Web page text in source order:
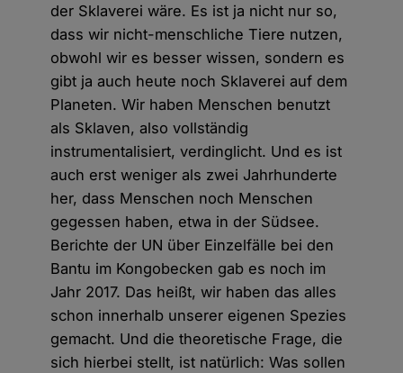
der Sklaverei wäre. Es ist ja nicht nur so,
dass wir nicht-menschliche Tiere nutzen,
obwohl wir es besser wissen, sondern es
gibt ja auch heute noch Sklaverei auf dem
Planeten. Wir haben Menschen benutzt
als Sklaven, also vollständig
instrumentalisiert, verdinglicht. Und es ist
auch erst weniger als zwei Jahrhunderte
her, dass Menschen noch Menschen
gegessen haben, etwa in der Südsee.
Berichte der UN über Einzelfälle bei den
Bantu im Kongobecken gab es noch im
Jahr 2017. Das heißt, wir haben das alles
schon innerhalb unserer eigenen Spezies
gemacht. Und die theoretische Frage, die
sich hierbei stellt, ist natürlich: Was sollen